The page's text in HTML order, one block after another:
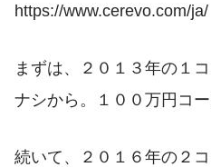
https://www.cerevo.com/ja/
まずは、２０１３年の１
ナシから。１００万円コー
続いて、２０１６年の２